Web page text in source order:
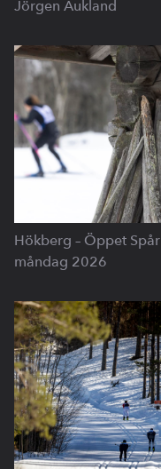
Jörgen Aukland
Hökberg – Öppet Spår
måndag 2026